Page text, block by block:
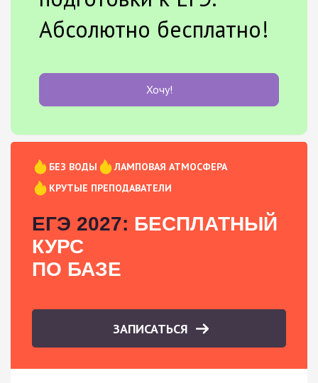
Абсолютно бесплатно!
Хочу!
БЕЗ ВОДЫ
ЛАМПОВАЯ АТМОСФЕРА
КРУТЫЕ ПРЕПОДАВАТЕЛИ
ЕГЭ 2027: БЕСПЛАТНЫЙ
КУРС
ПО БАЗЕ
ЗАПИСАТЬСЯ